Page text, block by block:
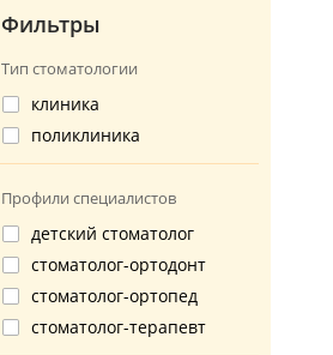
Фильтры
Тип стоматологии
клиника
поликлиника
Профили специалистов
детский стоматолог
стоматолог-ортодонт
стоматолог-ортопед
стоматолог-терапевт